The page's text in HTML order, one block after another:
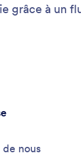
grâce à un
nous